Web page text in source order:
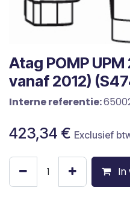
Atag POMP
vanaf 2012)
Interne referentie:
423,34 € Exclusief
In